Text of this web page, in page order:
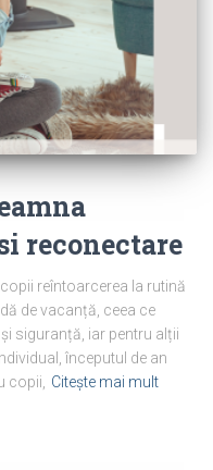
reconectare
reîntoarcerea la rutină
de vacanță, ceea ce
siguranță, iar pentru alții
începutul de an
copii,
Citește mai mult